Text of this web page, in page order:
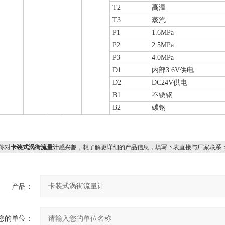
T2
高温
T3
蒸汽
P1
1.6MPa
P2
2.5MPa
P3
4.0MPa
D1
内部3.6V供电
D2
DC24V供电
B1
不锈钢
B2
碳钢
对卡装式涡街流量计感兴趣，想了解更详细的产品信息，填写下表直接与厂家联系
产品：
的单位：